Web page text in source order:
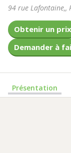
94 rue Lafontaine,,
Obtenir un prix
Demander à
Présentation